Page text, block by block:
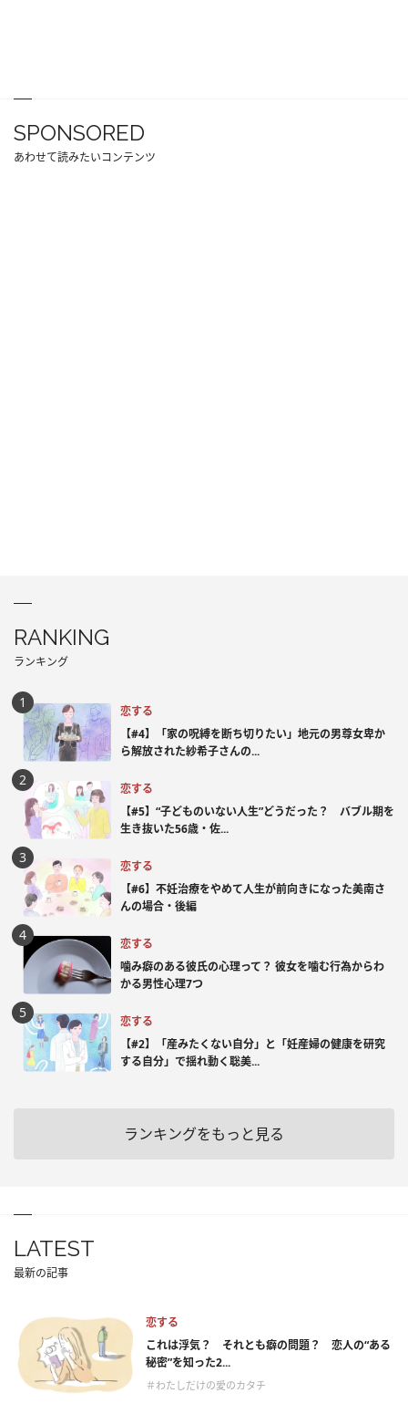
SPONSORED
あわせて読みたいコンテンツ
RANKING
ランキング
恋する
【#4】「家の呪縛を断ち切りたい」地元の男尊女卑か
ら解放された紗希子さんの...
恋する
【#5】“子どものいない人生”どうだった？ バブル期を
生き抜いた56歳・佐...
恋する
【#6】不妊治療をやめて人生が前向きになった美南さ
んの場合・後編
恋する
噛み癖のある彼氏の心理って？ 彼女を噛む行為からわ
かる男性心理7つ
恋する
【#2】「産みたくない自分」と「妊産婦の健康を研究
する自分」で揺れ動く聡美...
ランキングをもっと見る
LATEST
最新の記事
恋する
これは浮気？ それとも癖の問題？ 恋人の“ある
秘密”を知った2...
＃わたしだけの愛のカタチ